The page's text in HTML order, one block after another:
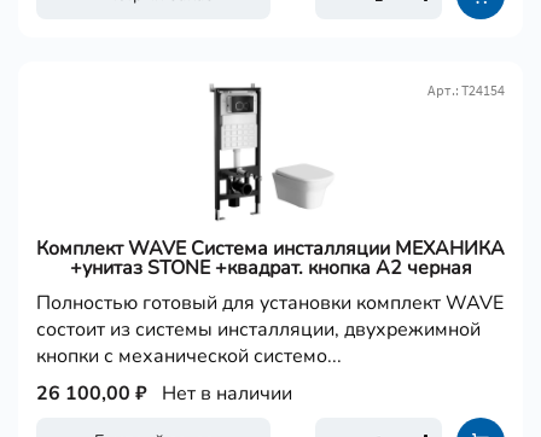
Комплект WAVE Система инсталляции МЕХАНИКА
+унитаз STONE +квадрат. кнопка А2 черная
Арт.: Т24154
Полностью готовый для установки комплект WAVE
состоит из системы инсталляции, двухрежимной
кнопки с механической системо...
26 100,00 ₽ Нет в наличии